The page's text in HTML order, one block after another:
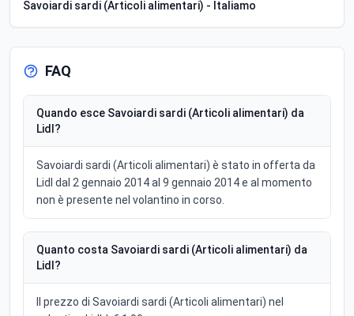
Savoiardi sardi (Articoli alimentari) - Italiamo
FAQ
Quando esce Savoiardi sardi (Articoli alimentari) da
Lidl?
Savoiardi sardi (Articoli alimentari) è stato in offerta da
Lidl dal 2 gennaio 2014 al 9 gennaio 2014 e al momento
non è presente nel volantino in corso.
Quanto costa Savoiardi sardi (Articoli alimentari) da
Lidl?
Il prezzo di Savoiardi sardi (Articoli alimentari) nel